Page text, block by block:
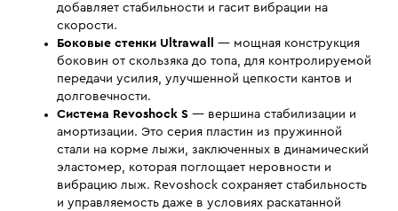
добавляет стабильности и гасит вибрации на
скорости.
Боковые стенки Ultrawall
— мощная конструкция
боковин от скользяка до топа, для контролируемой
передачи усилия, улучшенной цепкости кантов и
долговечности.
Система Revoshock S — вершина стабилизации и
амортизации. Это серия пластин из пружинной
стали на корме лыжи, заключенных в динамический
эластомер, которая поглощает неровности и
вибрацию лыж. Revoshock сохраняет стабильность
и управляемость даже в условиях раскатанной